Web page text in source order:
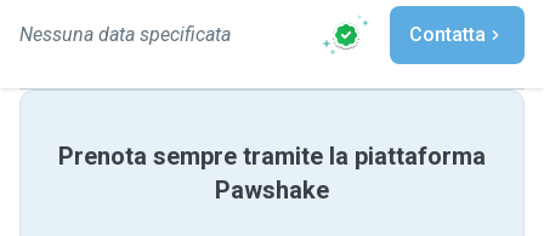
Nessuna data specificata Contatta
Prenota sempre tramite la piattaforma
Pawshake